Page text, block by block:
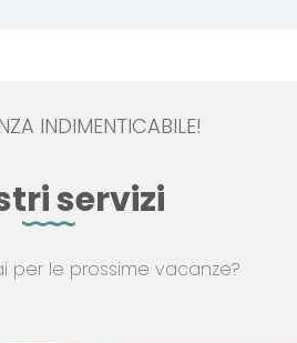
INDIMENTICABILE!
servizi
per le prossime vacanze?